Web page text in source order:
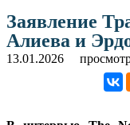
Заявление
Алиева и
13.01.2026